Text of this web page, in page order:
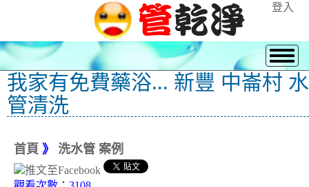
登入
我家有免費藥浴... 新豐 中崙村 水
管清洗
首頁 》 洗水管 案例